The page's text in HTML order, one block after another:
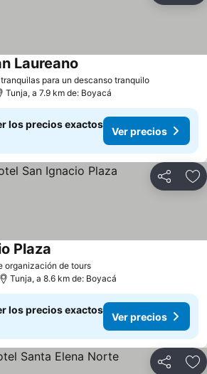
para un descanso tranquilo
Laureano
Tunja, a 7.9 km de: Boyacá
los precios exactos
Ver precios
Compartir
organización de tours
Plaza
Tunja, a 8.6 km de: Boyacá
los precios exactos
Ver precios
Compartir